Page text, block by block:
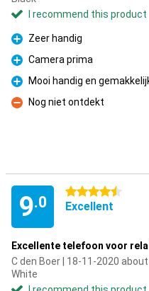
I recommend this product
Pro
Zeer handig
Pro
Camera prima
Pro
Mooi handig en
Con
Nog niet ontdekt
9.0
4.5 stars
Excellent
Excellente telefoon voor
C den Boer | 18-11-2020
White